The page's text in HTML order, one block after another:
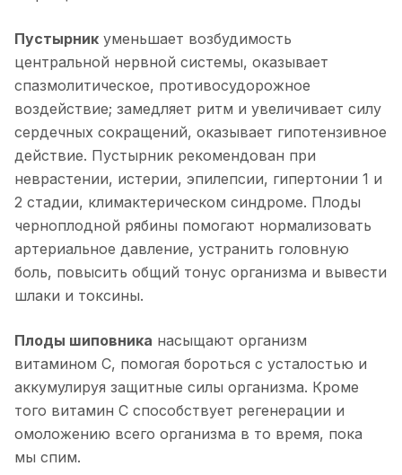
Пустырник уменьшает возбудимость
центральной нервной системы, оказывает
спазмолитическое, противосудорожное
воздействие; замедляет ритм и увеличивает силу
сердечных сокращений, оказывает гипотензивное
действие. Пустырник рекомендован при
неврастении, истерии, эпилепсии, гипертонии 1 и
2 стадии, климактерическом синдроме. Плоды
черноплодной рябины помогают нормализовать
артериальное давление, устранить головную
боль, повысить общий тонус организма и вывести
шлаки и токсины.
Плоды шиповника насыщают организм
витамином С, помогая бороться с усталостью и
аккумулируя защитные силы организма. Кроме
того витамин С способствует регенерации и
омоложению всего организма в то время, пока
мы спим.